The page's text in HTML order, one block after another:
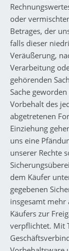
oder
Betrages, der
falls dieser
Veräußerung,
Verarbeitung
gehörenden
Sache
Vorbehalt des
abgetretenen
Einziehung
uns eine
unserer Rechte
dem Käufer
gegebenen
insgesamt mehr
Käufers zur
verpflichtet. Mit